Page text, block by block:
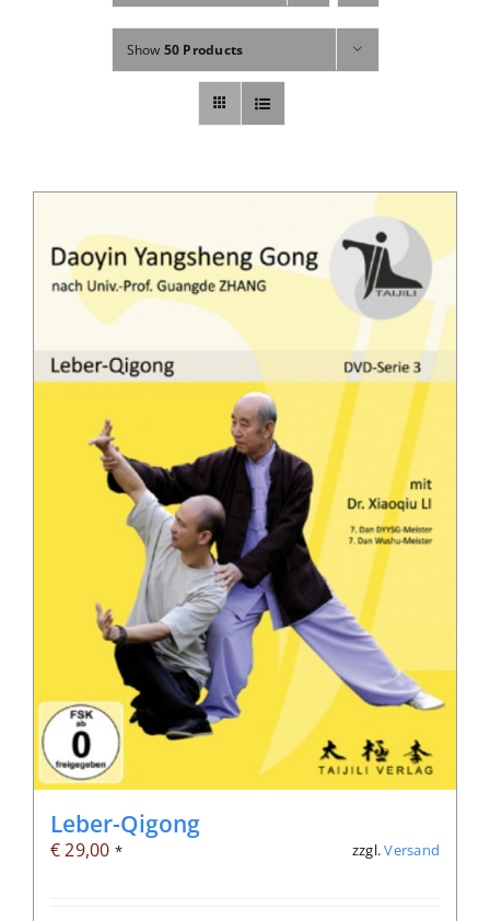
Fachbücher
Poster, Karten, Medien
Show 50 Products
Leber-Qigong
€29,00 * zzgl.Versand